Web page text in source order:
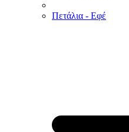
Πετάλια - Εφέ